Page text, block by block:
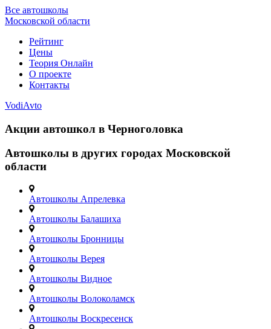
Все автошколы
Московской области
Рейтинг
Цены
Теория Онлайн
О проекте
Контакты
VodiAvto
Акции автошкол в Черноголовка
Автошколы в других городах Московской
области
Автошколы Апрелевка
Автошколы Балашиха
Автошколы Бронницы
Автошколы Верея
Автошколы Видное
Автошколы Волоколамск
Автошколы Воскресенск